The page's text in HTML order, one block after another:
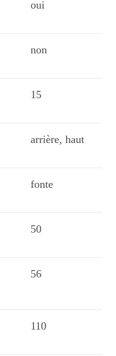
oui
non
15
arrière, haut
fonte
50
56
110